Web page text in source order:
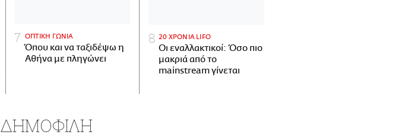
ΟΠΤΙΚΗ ΓΩΝΙΑ
Όπου και να ταξιδέψω η
Αθήνα με πληγώνει
20 ΧΡΟΝΙΑ LIFO
Οι εναλλακτικοί: Όσο πιο
μακριά από το
mainstream γίνεται
ΔΗΜΟΦΙΛΗ